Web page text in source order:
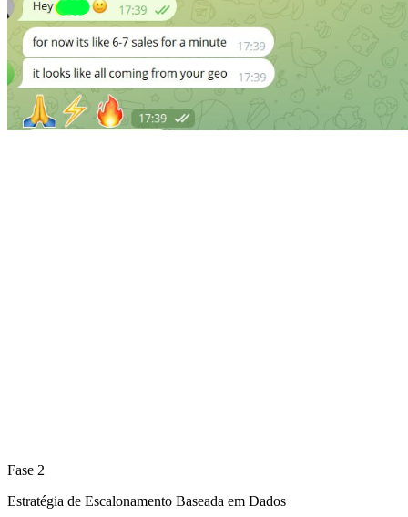
Fase 2
Estratégia de Escalonamento Baseada em Dados